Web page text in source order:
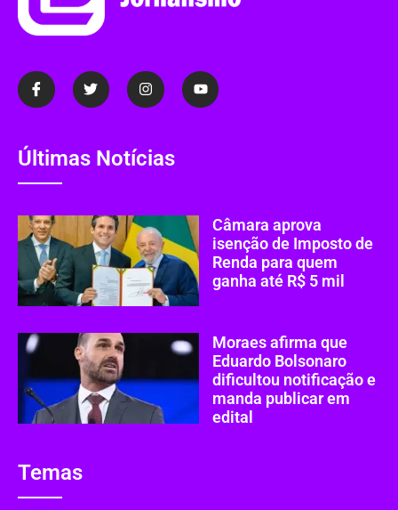
Últimas Notícias
Câmara aprova
isenção de Imposto de
Renda para quem
ganha até R$ 5 mil
Moraes afirma que
Eduardo Bolsonaro
dificultou notificação e
manda publicar em
edital
Temas